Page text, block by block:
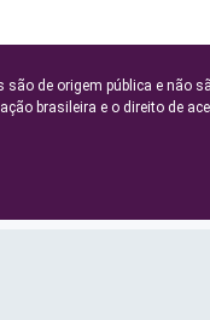
são de origem pública e não
brasileira e o direito de